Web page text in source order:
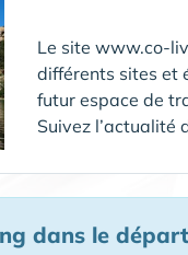
Le site www.co-
différents sites et
futur espace de
Suivez l’actualité
dans le